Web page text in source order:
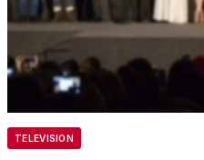
TELEVISION